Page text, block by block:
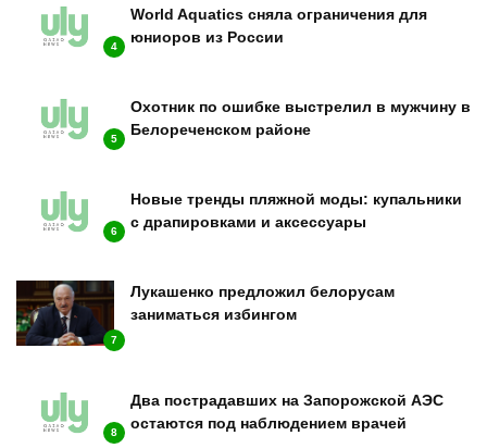
4
World Aquatics сняла ограничения для
юниоров из России
5
Охотник по ошибке выстрелил в мужчину в
Белореченском районе
6
Новые тренды пляжной моды: купальники
с драпировками и аксессуары
7
Лукашенко предложил белорусам
заниматься избингом
8
Два пострадавших на Запорожской АЭС
остаются под наблюдением врачей